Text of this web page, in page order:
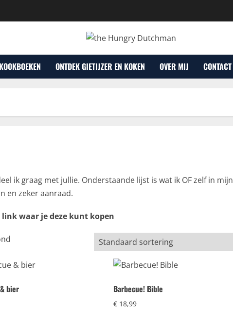
KOOKBOEKEN ONTDEK GIETIJZER EN KOKEN OVER MIJ CONTACT
ik graag met jullie. Onderstaande lijst is wat ik OF zelf in mijn
en zeker aanraad.
waar je deze kunt kopen
bier Barbecue! Bible
€ 18,99